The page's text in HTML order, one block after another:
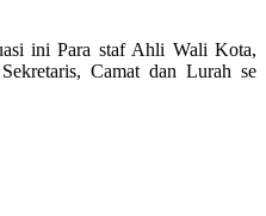
ini Para staf Ahli Wali Kota,
Camat dan Lurah se